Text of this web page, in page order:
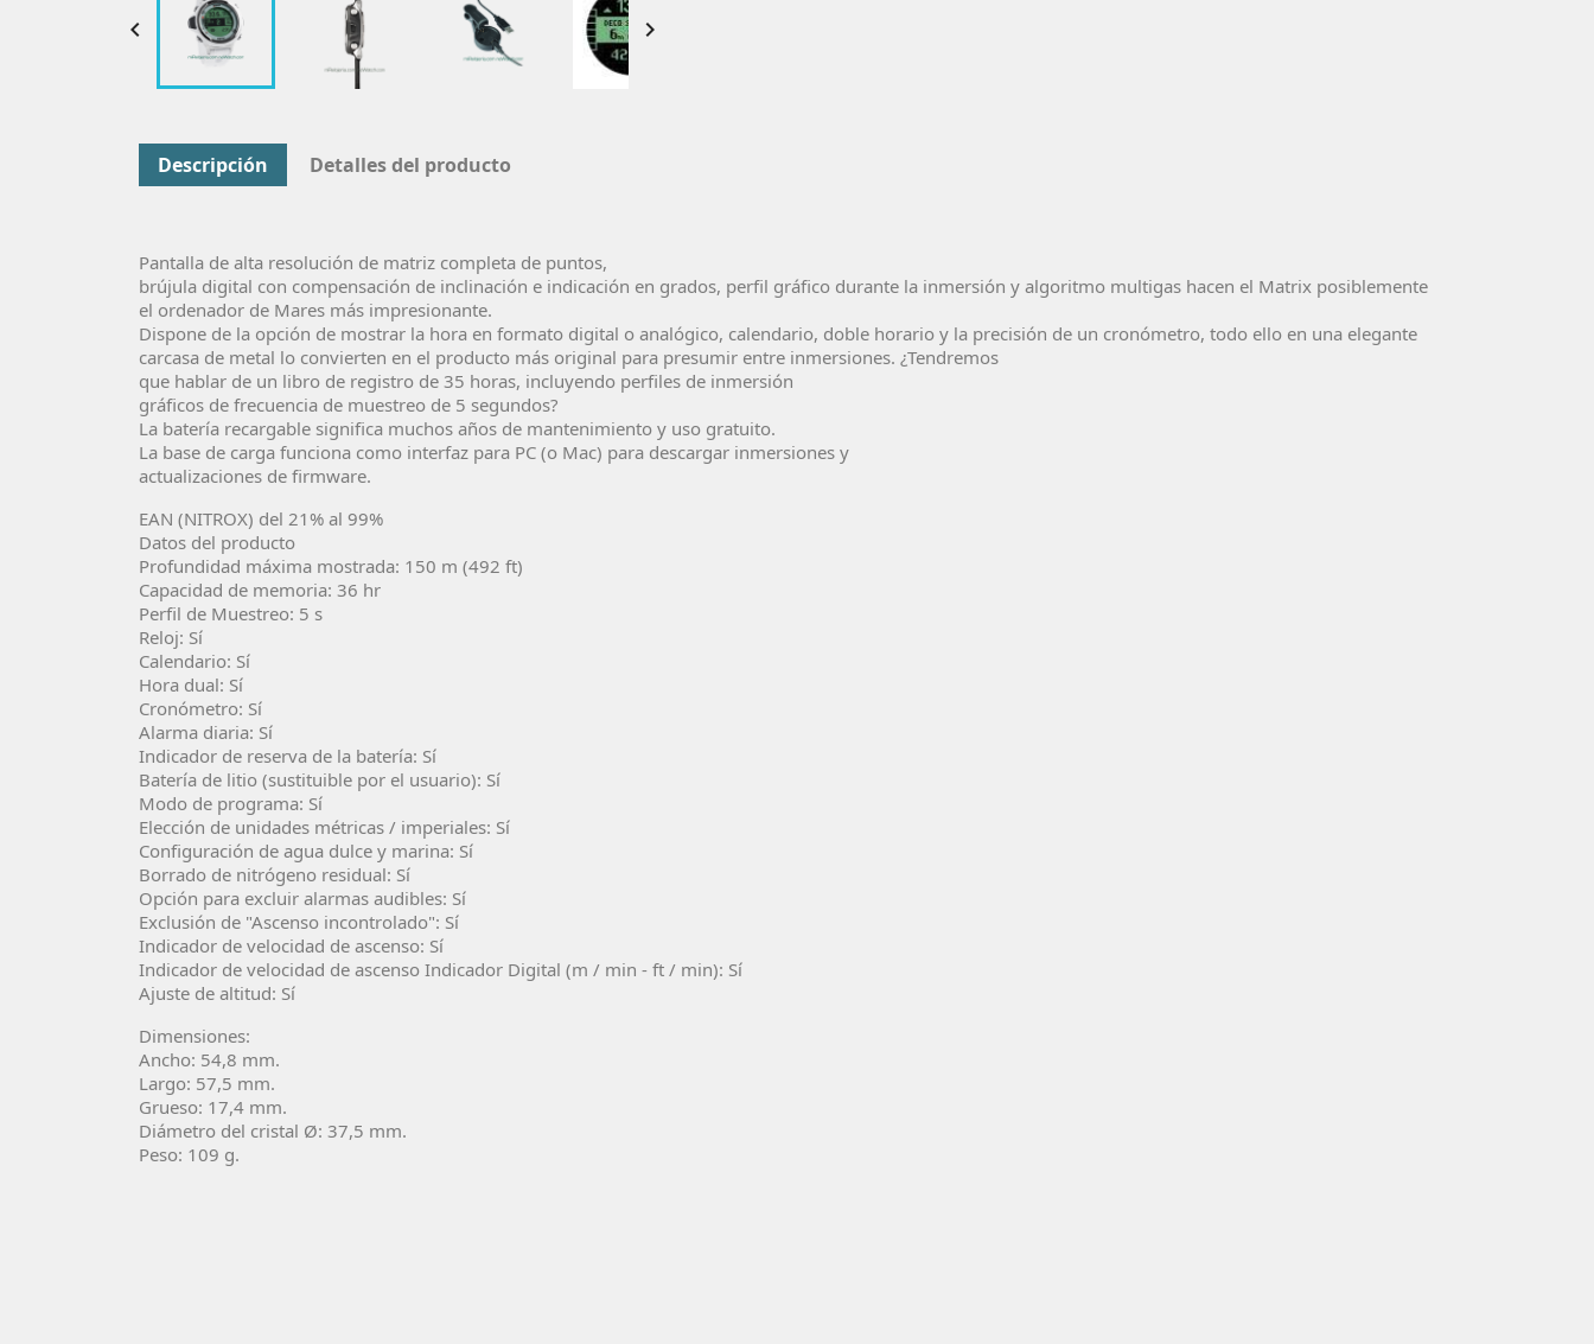
 
Descripción Detalles del producto
Pantalla de alta resolución de matriz completa de puntos,
brújula digital con compensación de inclinación e indicación en grados, perfil gráfico durante la inmersión y algoritmo multigas hacen el Matrix posiblemente
el ordenador de Mares más impresionante.
Dispone de la opción de mostrar la hora en formato digital o analógico, calendario, doble horario y la precisión de un cronómetro, todo ello en una elegante
carcasa de metal lo convierten en el producto más original para presumir entre inmersiones. ¿Tendremos
que hablar de un libro de registro de 35 horas, incluyendo perfiles de inmersión
gráficos de frecuencia de muestreo de 5 segundos?
La batería recargable significa muchos años de mantenimiento y uso gratuito.
La base de carga funciona como interfaz para PC (o Mac) para descargar inmersiones y
actualizaciones de firmware.
EAN (NITROX) del 21% al 99%
Datos del producto
Profundidad máxima mostrada: 150 m (492 ft)
Capacidad de memoria: 36 hr
Perfil de Muestreo: 5 s
Reloj: Sí
Calendario: Sí
Hora dual: Sí
Cronómetro: Sí
Alarma diaria: Sí
Indicador de reserva de la batería: Sí
Batería de litio (sustituible por el usuario): Sí
Modo de programa: Sí
Elección de unidades métricas / imperiales: Sí
Configuración de agua dulce y marina: Sí
Borrado de nitrógeno residual: Sí
Opción para excluir alarmas audibles: Sí
Exclusión de "Ascenso incontrolado": Sí
Indicador de velocidad de ascenso: Sí
Indicador de velocidad de ascenso Indicador Digital (m / min - ft / min): Sí
Ajuste de altitud: Sí
Dimensiones:
Ancho: 54,8 mm.
Largo: 57,5 mm.
Grueso: 17,4 mm.
Diámetro del cristal Ø: 37,5 mm.
Peso: 109 g.